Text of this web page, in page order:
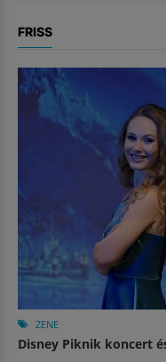
FRISS
ZENE
Disney Piknik koncert